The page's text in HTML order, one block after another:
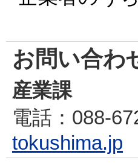
お問い合わ
産業課
電話 ：088-
tokushima.jp